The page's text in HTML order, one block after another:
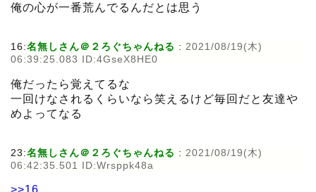
俺の心が一番荒んでるんだとは思う
16:名無しさん＠２ろぐちゃんねる : 2021/08/19(木)
06:39:25.083 ID:4GseX8HE0
俺だったら覚えてるな
一回けなされるくらいなら笑えるけど毎回だと友達や
めよってなる
23:名無しさん＠２ろぐちゃんねる : 2021/08/19(木)
06:42:35.501 ID:Wrsppk48a